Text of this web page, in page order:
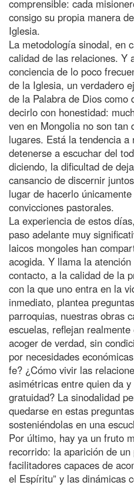
comprensible: cada
consigo su propia manera
Iglesia.
La metodología sinodal, en
calidad de las relaciones. Y
conciencia de lo poco
de la Iglesia, un verdadero
de la Palabra de Dios como
decirlo con honestidad:
ven en Mongolia no son tan
lugares. Está la tendencia
detenerse a escuchar del
diciendo, la dificultad de
cansancio de discernir
lugar de hacerlo
convicciones pastorales.
La experiencia de estos
paso adelante muy
laicos mongoles han
acogida. Y llama la
contacto, a la calidad de la
con la que uno entra en la
inmediato, plantea
parroquias, nuestras obras
escuelas, reflejan
acoger de verdad, sin
por necesidades
fe? ¿Cómo vivir las
asimétricas entre quien da
gratuidad? La sinodalidad
quedarse en estas
sosteniéndolas en una
Por último, hay ya un fruto
recorrido: la aparición de
facilitadores capaces de
el Espíritu” y las dinámicas